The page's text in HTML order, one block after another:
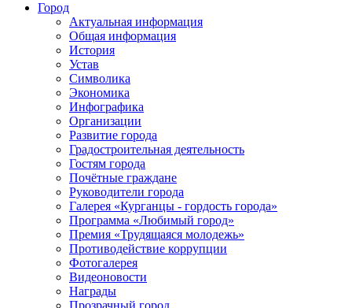
Город
Актуальная информация
Общая информация
История
Устав
Символика
Экономика
Инфографика
Организации
Развитие города
Градостроительная деятельность
Гостям города
Почётные граждане
Руководители города
Галерея «Курганцы - гордость города»
Программа «Любимый город»
Премия «Трудящаяся молодежь»
Противодействие коррупции
Фотогалерея
Видеоновости
Награды
Прозрачный город